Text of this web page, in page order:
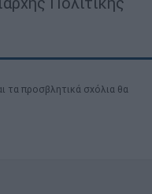
τα προσβλητικά σχόλια θα